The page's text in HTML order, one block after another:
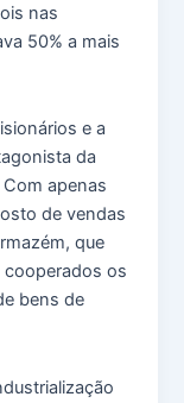
nas
50% a mais
e a
da
Com apenas
de vendas
que
os
bens de